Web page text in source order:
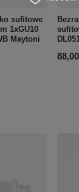
sufitowe
1xGU10
Maytoni